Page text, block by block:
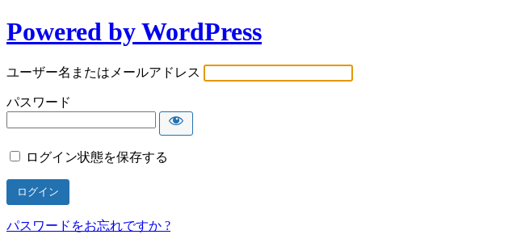
Powered by WordPress
ユーザー名またはメールアドレス
パスワード
ログイン状態を保存する
パスワードをお忘れですか ?